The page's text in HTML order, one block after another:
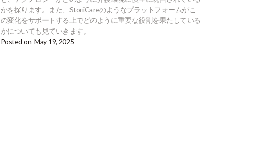
かを探ります。また、StoriiCareのようなプラットフォームがこ
の変化をサポートする上でどのように重要な役割を果たしている
かについても見ていきます。
Posted on May 19, 2025